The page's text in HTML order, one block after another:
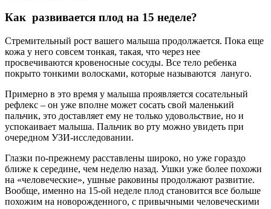
Как развивается плод на 15 неделе?
Стремительный рост вашего малыша продолжается. Пока еще
кожа у него совсем тонкая, такая, что через нее
просвечиваются кровеносные сосуды. Все тело ребенка
покрыто тонкими волосками, которые называются лануго.
Примерно в это время у малыша проявляется сосательный
рефлекс – он уже вполне может сосать свой маленький
пальчик, это доставляет ему не только удовольствие, но и
успокаивает малыша. Пальчик во рту можно увидеть при
очередном УЗИ-исследовании.
Глазки по-прежнему расставлены широко, но уже гораздо
ближе к середине, чем неделю назад. Ушки уже более похожи
на «человеческие», ушные раковины продолжают развитие.
Вообще, именно на 15-ой неделе плод становится все больше
похожим на новорожденного, с привычными человеческими